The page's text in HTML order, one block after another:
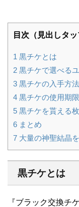
目次（見出しタ
1 黒チケとは
2 黒チケで選べる
3 黒チケの入手方法
4 黒チケの使用期
5 黒チケを貰える
6 まとめ
7 大量の神聖結晶
黒チケとは
『ブラック交換チ